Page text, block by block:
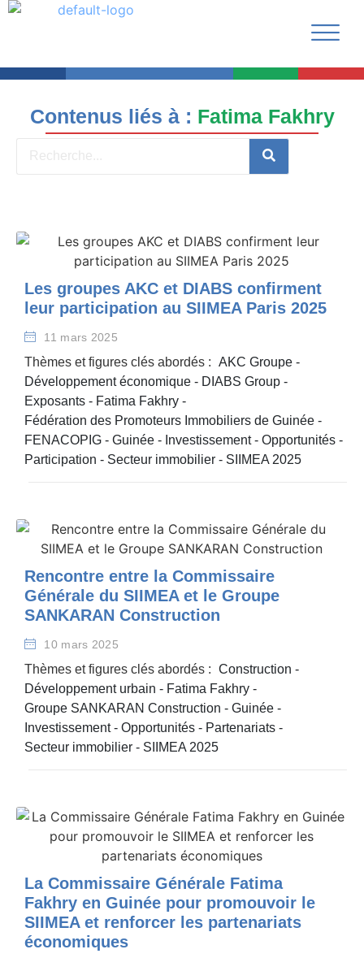
Contenus liés à : Fatima Fakhry
Les groupes AKC et DIABS confirment
leur participation au SIIMEA Paris 2025
11 mars 2025
Thèmes et figures clés abordés : AKC Groupe -
Développement économique - DIABS Group -
Exposants - Fatima Fakhry -
Fédération des Promoteurs Immobiliers de Guinée -
FENACOPIG - Guinée - Investissement- Opportunités -
Participation - Secteur immobilier - SIIMEA 2025
Rencontre entre la Commissaire
Générale du SIIMEA et le Groupe
SANKARAN Construction
10 mars 2025
Thèmes et figures clés abordés : Construction -
Développement urbain - Fatima Fakhry -
Groupe SANKARAN Construction - Guinée -
Investissement- Opportunités - Partenariats -
Secteur immobilier - SIIMEA 2025
La Commissaire Générale Fatima
Fakhry en Guinée pour promouvoir le
SIIMEA et renforcer les partenariats
économiques